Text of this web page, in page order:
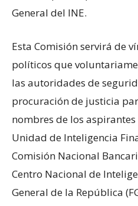
General del INE.
Esta Comisión servirá de
políticos que
las autoridades de
procuración de justicia
nombres de los
Unidad de Inteligencia
Comisión Nacional
Centro Nacional de
General de la República